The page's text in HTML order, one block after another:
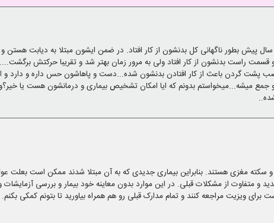
سکته مغزی شدن و قسمت راست بدنشون از کار افتاد ولی به مرور زمان بهتر شد و تقریبا حرکتش
پشت گردن باعث از کار افتادن بدنشون شده...دست و پاهاشون حس داره و دارد و
جمع میشه...میخواستم بدونم که ایا امکان تشخیص بیماری و درمانشون هست یا
سکته مغزی هستند. بنابراین بیماری جدیدی که به آن مبتلا شدند ممکن است بعلت
و متفاوت از مشکلات قبلی. در این موارد بدون معاینه خود بیمار و بررسی
ویزیت مراجعه کنند و تمام مدارک قبلی رو هم همراه بیاورید تا بتونم کمکی بکنم.